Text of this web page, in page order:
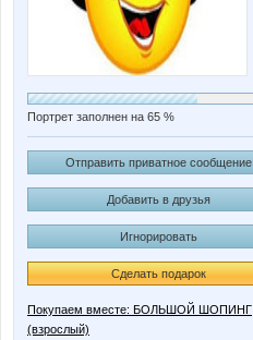
Портрет заполнен на 65 %
Отправить приватное сообщение
Добавить в друзья
Игнорировать
Сделать подарок
Покупаем вместе: БОЛЬШОЙ ШОПИНГ
(взрослый)